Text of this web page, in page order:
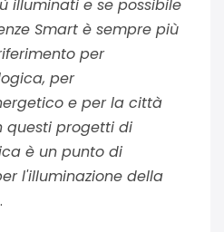
illuminati e se possibile
Smart è sempre più
per
per
e per la città
questi progetti di
è un punto di
l'illuminazione della